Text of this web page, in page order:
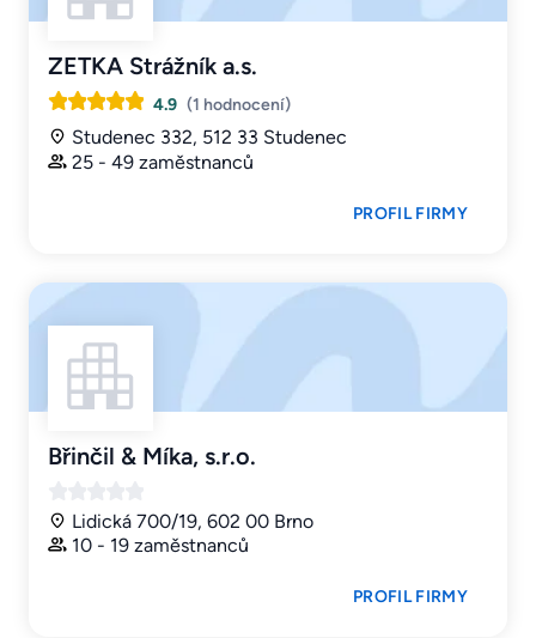
ZETKA Strážník a.s.
4.9 (1 hodnocení)
Studenec 332, 512 33 Studenec
25 - 49 zaměstnanců
PROFIL FIRMY
Břinčil & Míka, s.r.o.
Lidická 700/19, 602 00 Brno
10 - 19 zaměstnanců
PROFIL FIRMY